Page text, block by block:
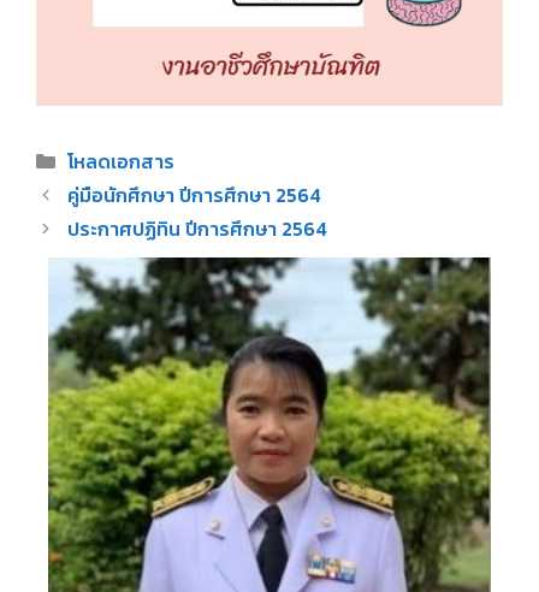
Categories
โหลดเอกสาร
Post
navigation
คู่มือนักศึกษา ปีการศึกษา 2564
ประกาศปฏิทิน ปีการศึกษา 2564